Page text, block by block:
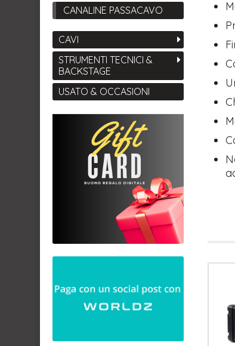
CANALINE PASSACAVO
CAVI
STRUMENTI TECNICI &
BACKSTAGE
USATO & OCCASIONI